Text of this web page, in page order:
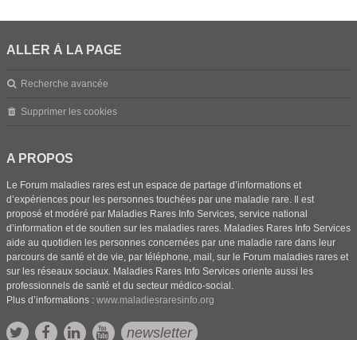
ALLER À LA PAGE
Recherche avancée
Supprimer les cookies
A PROPOS
Le Forum maladies rares est un espace de partage d’informations et
d’expériences pour les personnes touchées par une maladie rare. Il est
proposé et modéré par Maladies Rares Info Services, service national
d’information et de soutien sur les maladies rares. Maladies Rares Info Services
aide au quotidien les personnes concernées par une maladie rare dans leur
parcours de santé et de vie, par téléphone, mail, sur le Forum maladies rares et
sur les réseaux sociaux. Maladies Rares Info Services oriente aussi les
professionnels de santé et du secteur médico-social.
Plus d’informations : www.maladiesraresinfo.org
newsletter